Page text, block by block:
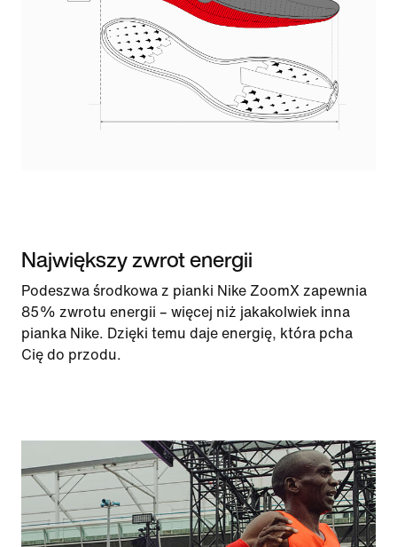
Największy zwrot energii
Podeszwa środkowa z pianki Nike ZoomX zapewnia
85% zwrotu energii – więcej niż jakakolwiek inna
pianka Nike. Dzięki temu daje energię, która pcha
Cię do przodu.